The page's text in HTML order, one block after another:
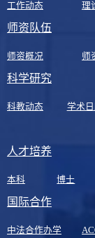
工作动态 理
师资队伍
师资概况 师
科学研究
科教动态 学术
人才培养
本科 博士
国际合作
中法合作办学